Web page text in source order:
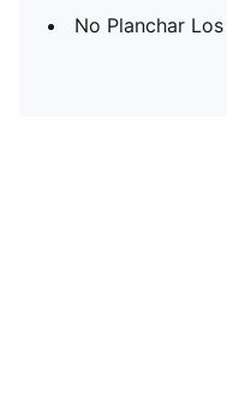
No Planchar